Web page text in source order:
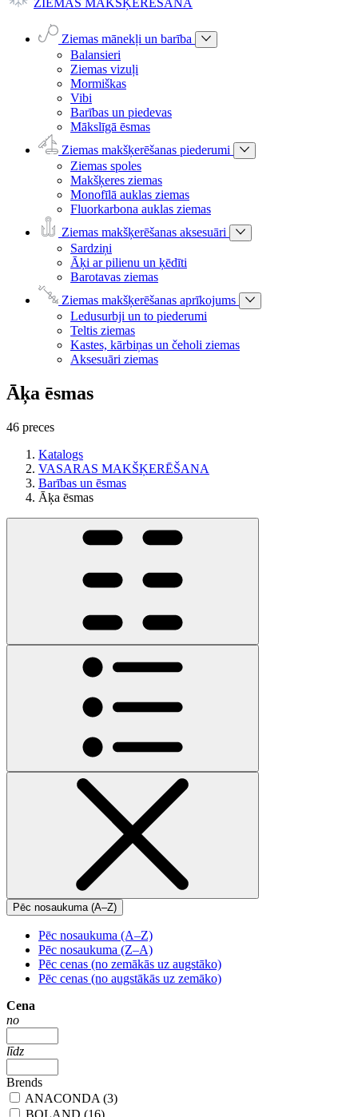
ZIEMAS MAKŠĶERĒŠANA
Ziemas mānekļi un barība
Balansieri
Ziemas vizuļi
Mormiškas
Vibi
Barības un piedevas
Mākslīgā ēsmas
Ziemas makšķerēšanas piederumi
Ziemas spoles
Makšķeres ziemas
Monofīlā auklas ziemas
Fluorkarbona auklas ziemas
Ziemas makšķerēšanas aksesuāri
Sardziņi
Āķi ar pilienu un ķēdīti
Barotavas ziemas
Ziemas makšķerēšanas aprīkojums
Ledusurbji un to piederumi
Teltis ziemas
Kastes, kārbiņas un čeholi ziemas
Aksesuāri ziemas
Āķa ēsmas
46 preces
Katalogs
VASARAS MAKŠĶERĒŠANA
Barības un ēsmas
Āķa ēsmas
Pēc nosaukuma (A–Z)
Pēc nosaukuma (A–Z)
Pēc nosaukuma (Z–A)
Pēc cenas (no zemākās uz augstāko)
Pēc cenas (no augstākās uz zemāko)
Cena
no
līdz
Brends
ANACONDA (3)
BOLAND (16)